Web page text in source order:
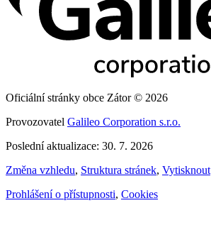
Oficiální stránky obce Zátor © 2026
Provozovatel Galileo Corporation s.r.o.
Poslední aktualizace: 30. 7. 2026
Změna vzhledu, Struktura stránek, Vytisknout
Prohlášení o přístupnosti, Cookies